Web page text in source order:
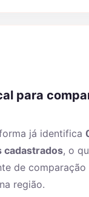
para
já identifica
cadastrados, o
de comparação
região.